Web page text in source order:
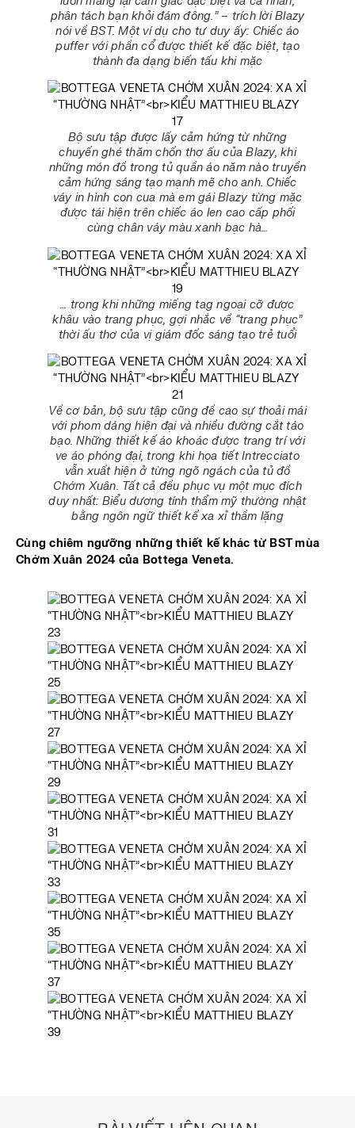
phân tách bạn khỏi đám đông.” – trích lời Blazy
nói về BST. Một ví dụ cho tư duy ấy: Chiếc áo
puffer với phần cổ được thiết kế đặc biệt, tạo
thành đa dạng biến tấu khi mặc
Bộ sưu tập được lấy cảm hứng từ những
chuyến ghé thăm chốn thơ ấu của Blazy, khi
những món đồ trong tủ quần áo năm nào truyền
cảm hứng sáng tạo mạnh mẽ cho anh. Chiếc
váy in hình con cua mà em gái Blazy từng mặc
được tái hiện trên chiếc áo len cao cấp phối
cùng chân váy màu xanh bạc hà…
… trong khi những miếng tag ngoại cỡ được
khâu vào trang phục, gợi nhắc về “trang phục”
thời ấu thơ của vị giám đốc sáng tạo trẻ tuổi
Về cơ bản, bộ sưu tập cũng đề cao sự thoải mái
với phom dáng hiện đại và nhiều đường cắt táo
bạo. Những thiết kế áo khoác được trang trí với
ve áo phóng đại, trong khi họa tiết Intrecciato
vẫn xuất hiện ở từng ngõ ngách của tủ đồ
Chớm Xuân. Tất cả đều phục vụ một mục đích
duy nhất: Biểu dương tính thẩm mỹ thường nhật
bằng ngôn ngữ thiết kế xa xỉ thầm lặng
Cùng chiêm ngưỡng những thiết kế khác từ BST mùa
Chớm Xuân 2024 của Bottega Veneta.